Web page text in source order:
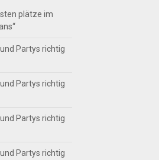
plätze im
Partys richtig
Partys richtig
Partys richtig
Partys richtig